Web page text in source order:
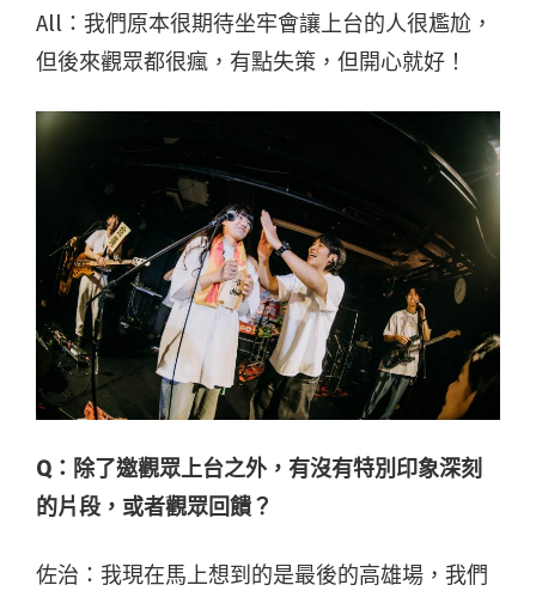
All：我們原本很期待坐牢會讓上台的人很尷尬，
但後來觀眾都很瘋，有點失策，但開心就好！
Q： 除了邀觀眾上台之外，有沒有特別印象深刻
的片段，或者觀眾回饋？
佐治：我現在馬上想到的是最後的高雄場，我們